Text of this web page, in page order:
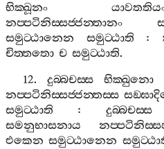
භික‍්ඛූනං
නප‍්පටිනිස‍්සජ‍්ජන‍්තානං
සමුට‍්ඨානෙන
සමුට‍්ඨාති :
චිත‍්තතො ච සමුට‍්ඨාති.
12. දුබ‍්බචස‍්ස භික‍්ඛුනො
නප‍්පටිනිස‍්සජ‍්ජන‍්තස‍්ස
සමුට‍්ඨාති : දුබ‍්බචස‍්ස
සමනුභාසනාය
එකෙන සමුට‍්ඨානෙන